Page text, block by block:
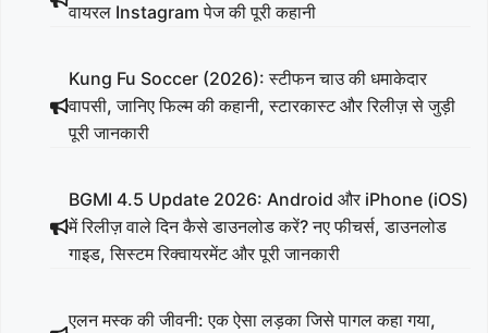
वायरल Instagram पेज की पूरी कहानी
Kung Fu Soccer (2026): स्टीफन चाउ की धमाकेदार
वापसी, जानिए फिल्म की कहानी, स्टारकास्ट और रिलीज़ से जुड़ी
पूरी जानकारी
BGMI 4.5 Update 2026: Android और iPhone (iOS)
में रिलीज़ वाले दिन कैसे डाउनलोड करें? नए फीचर्स, डाउनलोड
गाइड, सिस्टम रिक्वायरमेंट और पूरी जानकारी
एलन मस्क की जीवनी: एक ऐसा लड़का जिसे पागल कहा गया,